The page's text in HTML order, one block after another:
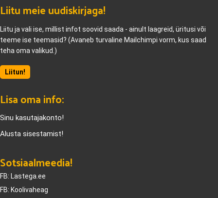
Liitu meie uudiskirjaga!
Liitu ja vali ise, millist infot soovid saada - ainult laagreid, üritusi või
teeme ise teemasid? (Avaneb turvaline Mailchimpi vorm, kus saad
teha oma valikud.)
Liitun!
Lisa oma info:
Sinu kasutajakonto!
Alusta sisestamist!
Sotsiaalmeedia!
FB: Lastega.ee
FB: Koolivaheag